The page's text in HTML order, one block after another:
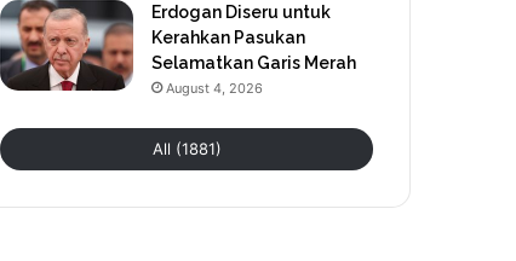
Erdogan Diseru untuk
Kerahkan Pasukan
Selamatkan Garis Merah
August 4, 2026
All (1881)